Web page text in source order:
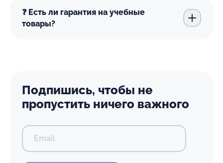
❓ Есть ли гарантия на учебные
товары?
Подпишись, чтобы не
пропустить ничего важного
Email